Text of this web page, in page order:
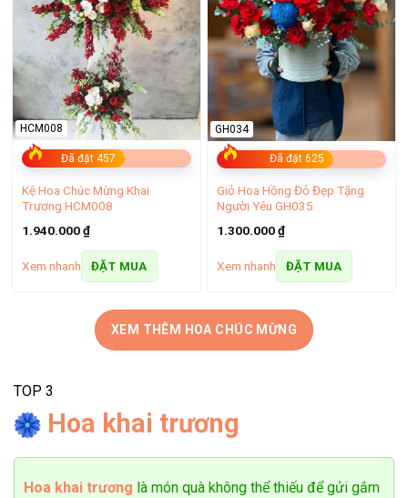
Dịch vụ giao hoa xuyên suốt các ngày lễ
Đã đặt 457
HCM008
Kệ Hoa Chúc Mừng Khai
Trương HCM008
1.940.000₫
Xem nhanh ĐẶT MUA
Đã đặt 625
GH034
Giỏ Hoa Hồng Đỏ Đẹp Tặng
Người Yêu GH035
1.300.000₫
Xem nhanh ĐẶT MUA
XEM THÊM HOA CHÚC MỪNG
TOP 3
Hoa khai trương
Hoa khai trương là món quà không thể thiếu để gửi gắm